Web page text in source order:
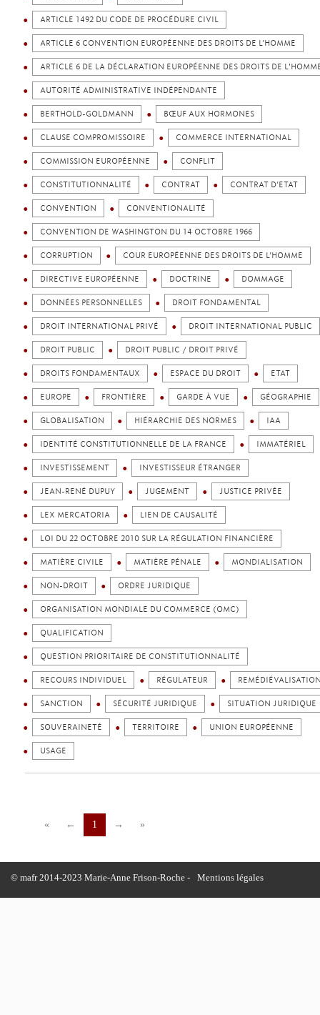
ARTICLE 1492 DU CODE DE PROCÉDURE CIVIL
ARTICLE 6 CONVENTION EUROPÉENNE DES DROITS DE L’HOMME
ARTICLE 6 DE LA DÉCLARATION EUROPÉENNE DES DROITS DE
AUTORITÉ ADMINISTRATIVE INDÉPENDANTE
BERTHOLD-GOLDMANN BŒUF AUX HORMONES
CLAUSE COMPROMISSOIRE COMMERCE INTERNATIONAL
COMMISSION EUROPÉENNE CONFLIT
CONSTITUTIONNALITÉ CONTRAT CONTRAT D’ETAT
CONVENTION CONVENTIONALITÉ
CONVENTION DE WASHINGTON DU 14 OCTOBRE 1966
CORRUPTION COUR EUROPÉENNE DES DROITS DE L’HOMME
DIRECTIVE EUROPÉENNE DOCTRINE DOMMAGE
DONNÉES PERSONNELLES DROIT FONDAMENTAL
DROIT INTERNATIONAL PRIVÉ DROIT INTERNATIONAL PUBLIC
DROIT PUBLIC DROIT PUBLIC / DROIT PRIVÉ
DROITS FONDAMENTAUX ESPACE DU DROIT ETAT
EUROPE FRONTIÈRE GARDE À VUE GÉOGRAPHIE
GLOBALISATION HIÉRARCHIE DES NORMES IAA
IDENTITÉ CONSTITUTIONNELLE DE LA FRANCE IMMATÉRIEL
INVESTISSEMENT INVESTISSEUR ÉTRANGER
JEAN-RENÉ DUPUY JUGEMENT JUSTICE PRIVÉE
LEX MERCATORIA LIEN DE CAUSALITÉ
LOI DU 22 OCTOBRE 2010 SUR LA RÉGULATION FINANCIÈRE
MATIÈRE CIVILE MATIÈRE PÉNALE MONDIALISATION
NON-DROIT ORDRE JURIDIQUE
ORGANISATION MONDIALE DU COMMERCE (OMC)
QUALIFICATION
QUESTION PRIORITAIRE DE CONSTITUTIONNALITÉ
RECOURS INDIVIDUEL RÉGULATEUR
SANCTION SÉCURITÉ JURIDIQUE SITUATION JURIDIQUE
SOUVERAINETÉ TERRITOIRE UNION EUROPÉENNE
USAGE
« ← 1 → »
© mafr 2014-2023 Marie-Anne Frison-Roche - Mentions légales